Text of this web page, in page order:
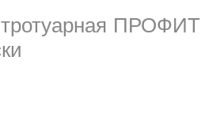
ПРОФИТ